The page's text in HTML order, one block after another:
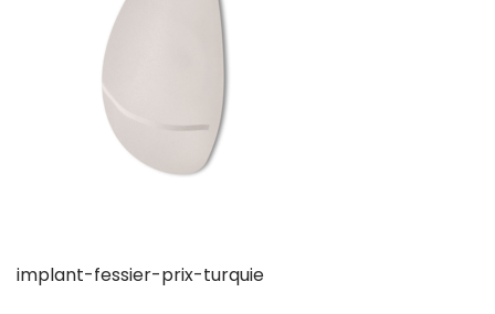
implant-fessier-prix-turquie